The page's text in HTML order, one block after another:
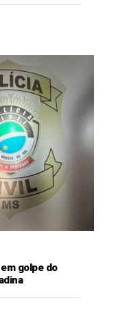
golpe do